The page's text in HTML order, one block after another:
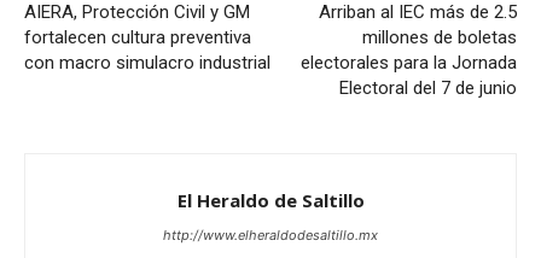
AIERA, Protección Civil y GM
fortalecen cultura preventiva
con macro simulacro industrial
Arriban al IEC más de 2.5
millones de boletas
electorales para la Jornada
Electoral del 7 de junio
El Heraldo de Saltillo
http://www.elheraldodesaltillo.mx